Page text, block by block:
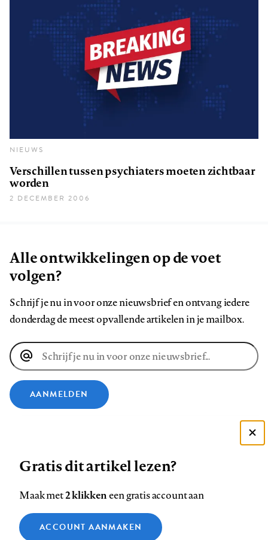
NIEUWS
Verschillen tussen psychiaters moeten zichtbaar
worden
2 DECEMBER 2006
Alle ontwikkelingen op de voet
volgen?
Schrijf je nu in voor onze nieuwsbrief en ontvang iedere
donderdag de meest opvallende artikelen in je mailbox.
E-
mailadres
AANMELDEN
Volg
ons
Facebook
Volg
ons
LinkedIn
Volg
ons
Bluesky
Volg
ons
Instagram
Volg
ons
YouTube
ons
Footer
Contact Colofon Disclaimer Privacy
Medische vragen verdienen
Gratis dit artikel lezen?
Maak met2 klikkeneen gratis account aan
ACCOUNT AANMAKEN
Zie onze cookie policy